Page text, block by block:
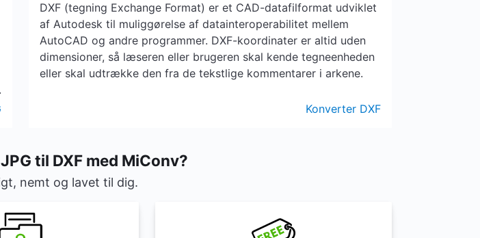
DXF (tegning Exchange Format) er et CAD-datafilformat udviklet
af Autodesk til muliggørelse af datainteroperabilitet mellem
AutoCAD og andre programmer. DXF-koordinater er altid uden
dimensioner, så læseren eller brugeren skal kende tegneenheden
eller skal udtrække den fra de tekstlige kommentarer i arkene.
Konverter DXF
til DXF med MiConv?
nemt og lavet til dig.